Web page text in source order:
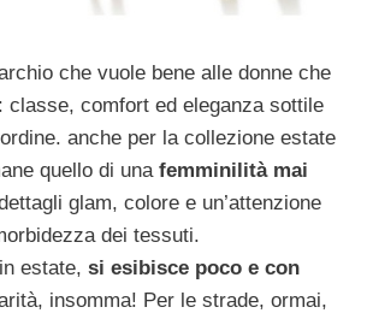
che vuole bene alle donne che
classe, comfort ed eleganza sottile
anche per la collezione estate
quello di una femminilità mai
glam, colore e un’attenzione
dei tessuti.
estate, si esibisce poco e con
insomma! Per le strade, ormai,